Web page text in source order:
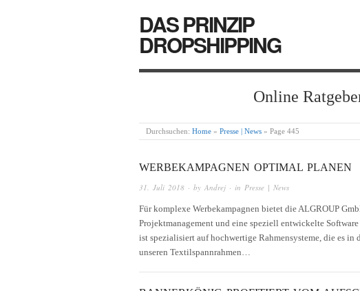
DAS PRINZIP
DROPSHIPPING
Online
Durchsuchen: Home » Presse | News » Page 445
WERBEKAMPAGNEN OPTIMAL PLANEN
31. Juli 2018 · by Andrej · in Presse | News
Für komplexe Werbekampagnen bietet die ALGROUP
Projektmanagement und eine speziell entwickelte
ist spezialisiert auf hochwertige Rahmensysteme, die es
unseren Textilspannrahmen…